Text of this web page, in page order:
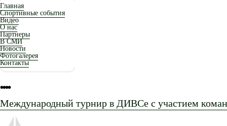
Главная
Спортивные события
Видео
О нас
Партнеры
В СМИ
Новости
Фотогалерея
Контакты
••••
Международный турнир в ДИВСе с участием